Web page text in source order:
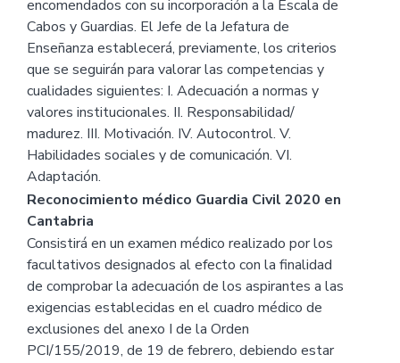
encomendados con su incorporación a la Escala de
Cabos y Guardias. El Jefe de la Jefatura de
Enseñanza establecerá, previamente, los criterios
que se seguirán para valorar las competencias y
cualidades siguientes: I. Adecuación a normas y
valores institucionales. II. Responsabilidad/
madurez. III. Motivación. IV. Autocontrol. V.
Habilidades sociales y de comunicación. VI.
Adaptación.
Reconocimiento médico Guardia Civil 2020 en
Cantabria
Consistirá en un examen médico realizado por los
facultativos designados al efecto con la finalidad
de comprobar la adecuación de los aspirantes a las
exigencias establecidas en el cuadro médico de
exclusiones del anexo I de la Orden
PCI/155/2019, de 19 de febrero, debiendo estar